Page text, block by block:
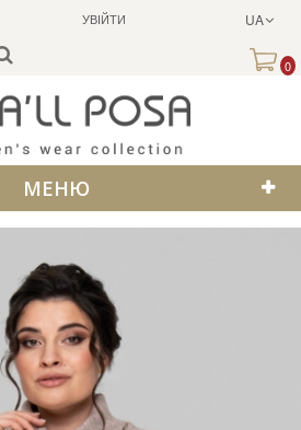
УВІЙТИ UA
0
МЕНЮ